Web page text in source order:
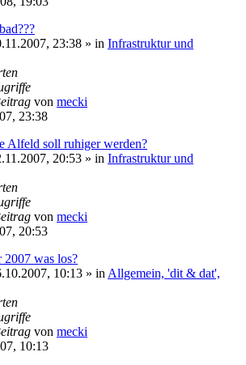
23:38 » in Infrastruktur und
von mecki
23:38
Alfeld soll ruhiger werden?
20:53 » in Infrastruktur und
von mecki
20:53
2007 was los?
10:13 » in Allgemein, 'dit & dat',
von mecki
10:13